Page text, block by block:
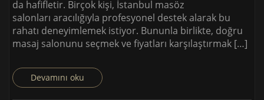
da hafifletir. Birçok kişi, İstanbul masöz
salonları aracılığıyla profesyonel destek alarak bu
rahatı deneyimlemek istiyor. Bununla birlikte, doğru
masaj salonunu seçmek ve fiyatları karşılaştırmak […]
Devamını oku